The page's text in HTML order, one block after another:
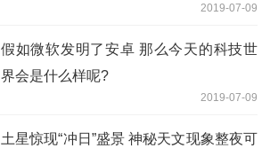
2019-07-09
假如微软发明了安卓 那么今天的科技世
界会是什么样呢?
2019-07-09
土星惊现“冲日”盛景 神秘天文现象整夜可